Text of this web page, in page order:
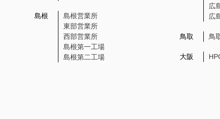
島根
島根営業所
東部営業所
西部営業所
島根第一工場
島根第二工場
広
広
鳥取 鳥
大阪